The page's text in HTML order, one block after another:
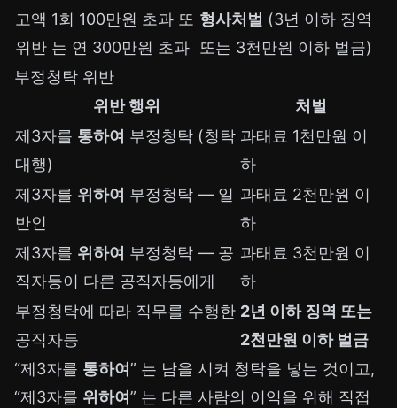
고액
위반
1회 100만원 초과 또
는 연 300만원 초과
형사처벌 (3년 이하 징역
또는 3천만원 이하 벌금)
부정청탁 위반
위반 행위
처벌
제3자를 통하여 부정청탁 (청탁
대행)
과태료 1천만원 이
하
제3자를 위하여 부정청탁 — 일
반인
과태료 2천만원 이
하
제3자를 위하여 부정청탁 — 공
직자등이 다른 공직자등에게
과태료 3천만원 이
하
부정청탁에 따라 직무를 수행한
공직자등
2년 이하 징역 또는
2천만원 이하 벌금
“제3자를 통하여” 는 남을 시켜 청탁을 넣는 것이고,
“제3자를 위하여” 는 다른 사람의 이익을 위해 직접